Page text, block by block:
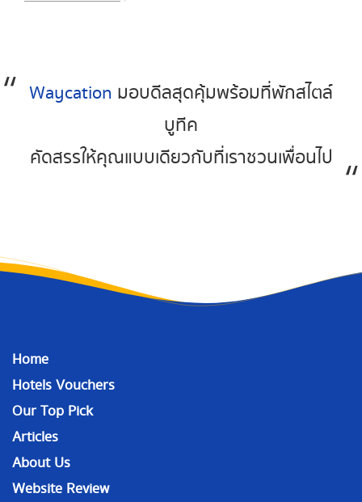
Waycation มอบดีลสุดคุ้มพร้อมที่พักสไตล์
บูทีค
คัดสรรให้คุณแบบเดียวกับที่เราชวนเพื่อนไป
Home
Hotels Vouchers
Our Top Pick
Articles
About Us
Website Review